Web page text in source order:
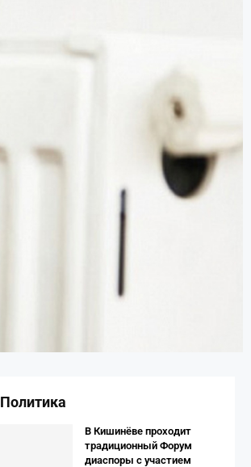
Политика
В Кишинёве проходит
традиционный Форум
диаспоры с участием